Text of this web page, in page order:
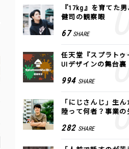
『17kg』を育てた
健司の観察眼
67 SHARE
任天堂『スプラトゥ
UIデザインの舞台裏
994 SHARE
「にじさんじ」生ん
陸って何者？事業の
COLOR
282 SHARE